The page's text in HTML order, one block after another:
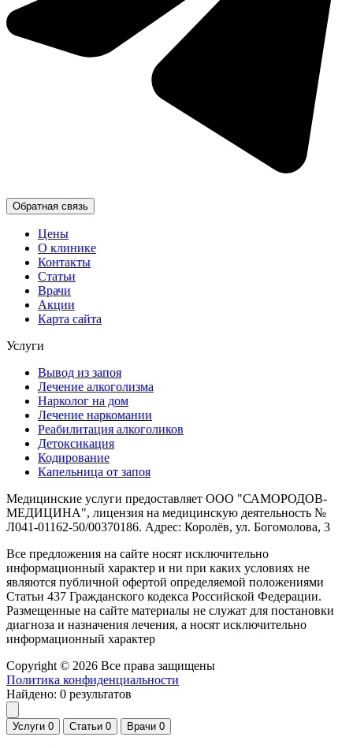
Обратная связь
Цены
О клинике
Контакты
Статьи
Врачи
Акции
Карта сайта
Услуги
Вывод из запоя
Лечение алкоголизма
Нарколог на дом
Лечение наркомании
Реабилитация алкоголиков
Детоксикация
Кодирование
Капельница от запоя
Медицинские услуги предоставляет ООО "САМОРОДОВ-
МЕДИЦИНА", лицензия на медицинскую деятельность №
Л041-01162-50/00370186. Адрес: Королёв, ул. Богомолова, 3
Все предложения на сайте носят исключительно
информационный характер и ни при каких условиях не
являются публичной офертой определяемой положениями
Статьи 437 Гражданского кодекса Российской Федерации.
Размещенные на сайте материалы не служат для постановки
диагноза и назначения лечения, а носят исключительно
информационный характер
Copyright © 2026 Все права защищены
Политика конфиденциальности
Найдено: 0 результатов
Услуги 0 Статьи 0 Врачи 0